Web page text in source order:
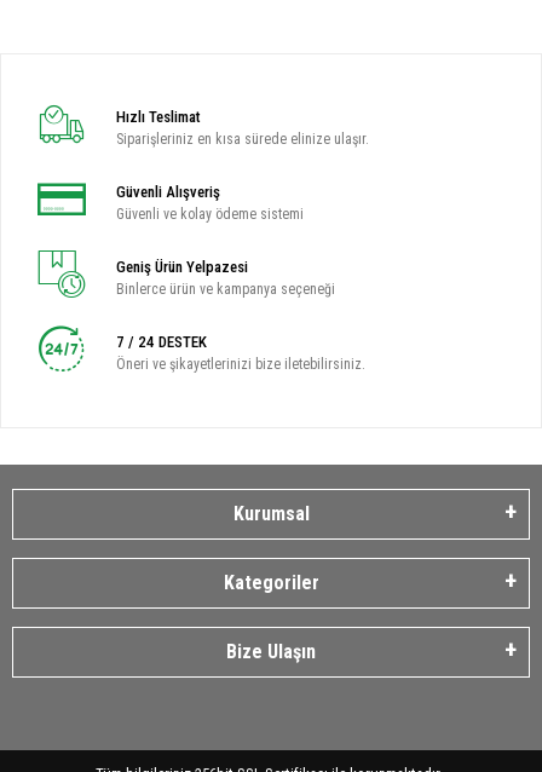
Hızlı Teslimat
Siparişleriniz en kısa sürede elinize ulaşır.
Güvenli Alışveriş
Güvenli ve kolay ödeme sistemi
Geniş Ürün Yelpazesi
Binlerce ürün ve kampanya seçeneği
7 / 24 DESTEK
Öneri ve şikayetlerinizi bize iletebilirsiniz.
Kurumsal
Kategoriler
Bize Ulaşın